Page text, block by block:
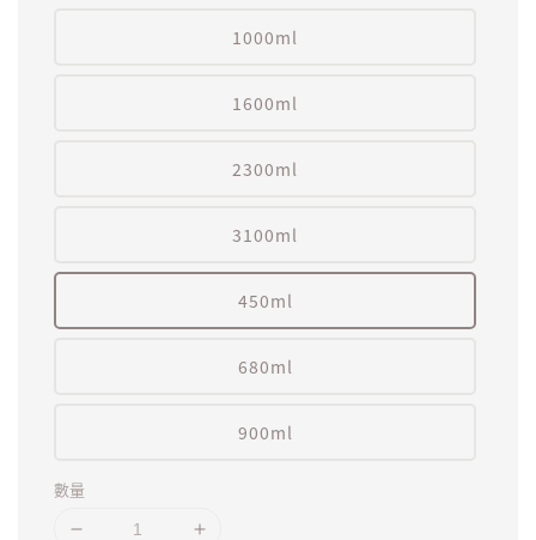
1000ml
1600ml
2300ml
3100ml
450ml
680ml
900ml
數量